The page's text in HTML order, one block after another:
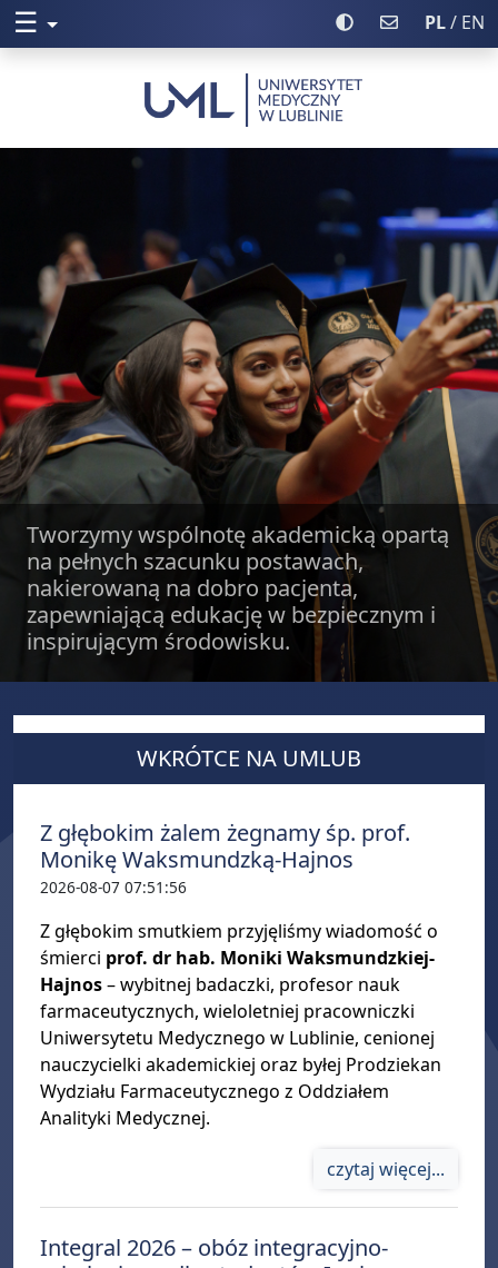
PL/ EN
Poczta UML
Włącz wysoki
☰ Rozwiń menu
Uniwersytet Medyczny w
Tworzymy wspólnotę akademicką opartą
na pełnych szacunku postawach,
nakierowaną na dobro pacjenta,
zapewniającą edukację w bezpiecznym i
inspirującym środowisku.
WKRÓTCE NA UMLUB
Z głębokim żalem żegnamy śp. prof.
Monikę Waksmundzką-Hajnos
2026-08-07 07:51:56
Z głębokim smutkiem przyjęliśmy wiadomość o
śmierci prof. dr hab. Moniki Waksmundzkiej-
Hajnos– wybitnej badaczki, profesor nauk
farmaceutycznych, wieloletniej pracowniczki
Uniwersytetu Medycznego w Lublinie, cenionej
nauczycielki akademickiej oraz byłej Prodziekan
Wydziału Farmaceutycznego z Oddziałem
Analityki Medycznej.
czytaj więcej...
Integral 2026 – obóz integracyjno-